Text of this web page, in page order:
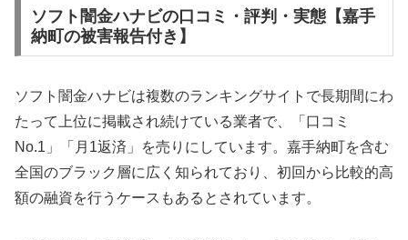
ソフト闇金ハナビの口コミ・評判・実態【嘉手
納町の被害報告付き】
ソフト闇金ハナビは複数のランキングサイトで長期間にわ
たって上位に掲載され続けている業者で、「口コミ
No.1」「月1返済」を売りにしています。嘉手納町を含む
全国のブラック層に広く知られており、初回から比較的高
額の融資を行うケースもあるとされています。